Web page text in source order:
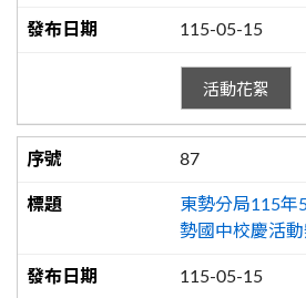
115-05-15
活動花絮
87
東勢分局115年
勢國中校慶活
115-05-15